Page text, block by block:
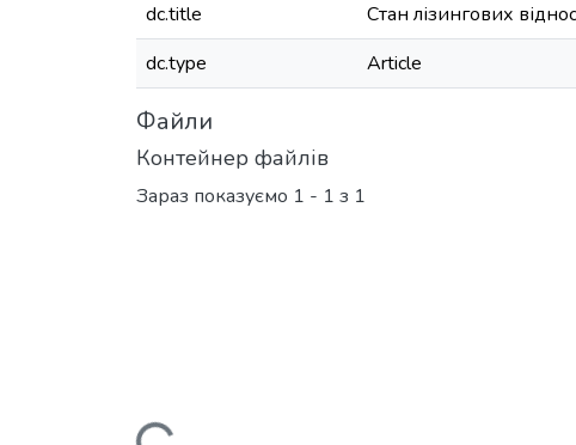
dc.title
Стан лізингових
dc.type
Article
Файли
Контейнер файлів
Зараз показуємо 1 - 1 з 1
Вантажиться...